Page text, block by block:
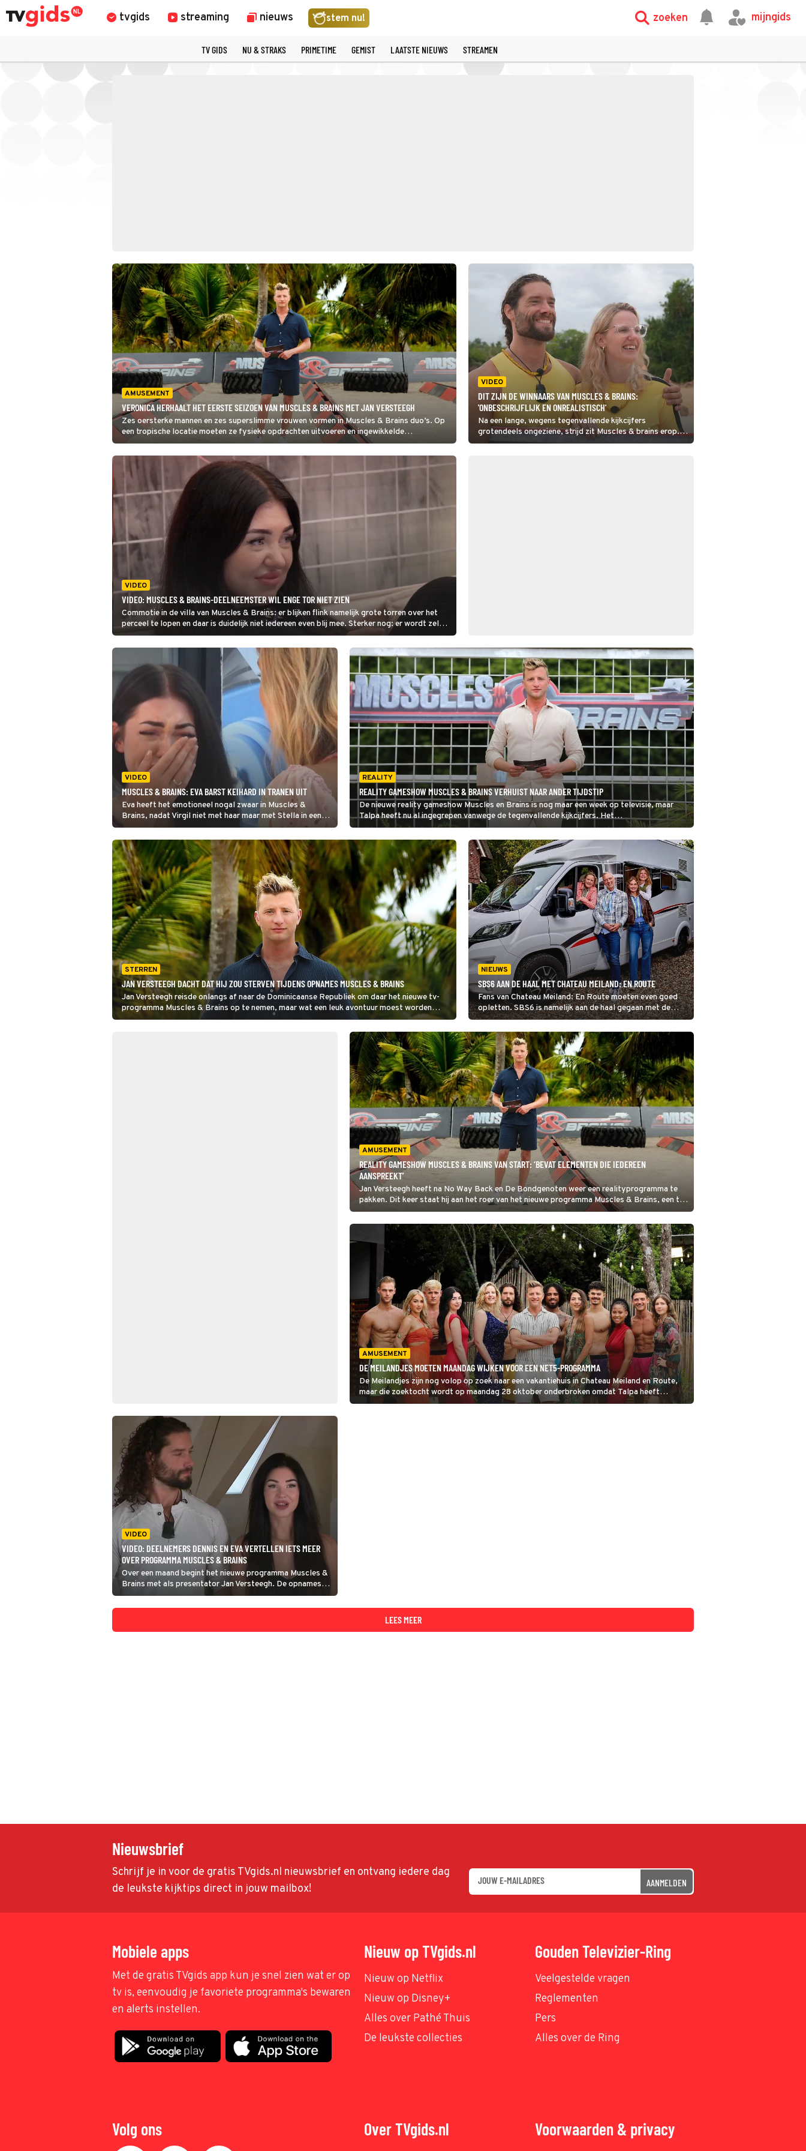
tvgids streaming nieuws stem nu! zoeken mijngids
TV GIDS NU & STRAKS PRIMETIME GEMIST LAATSTE NIEUWS STREAMEN
AMUSEMENT
VERONICA HERHAALT HET EERSTE SEIZOEN VAN MUSCLES & BRAINS MET JAN VERSTEEGH
Zes oersterke mannen en zes superslimme vrouwen vormen in Muscles & Brains duo’s. Op
een tropische locatie moeten ze fysieke opdrachten uitvoeren en ingewikkelde
breinbrekers oplossen. Het beste duo wint de hoofdprijs.
VIDEO
DIT ZIJN DE WINNAARS VAN MUSCLES & BRAINS:
'ONBESCHRIJFLIJK EN ONREALISTISCH'
Na een lange, wegens tegenvallende kijkcijfers
grotendeels ongeziene, strijd zit Muscles & brains erop.
De Net5-realityreeks waarin knappe koppen gekoppeld
VIDEO
VIDEO: MUSCLES & BRAINS-DEELNEEMSTER WIL ENGE TOR NIET ZIEN
Commotie in de villa van Muscles & Brains: er blijken flink namelijk grote torren over het
perceel te lopen en daar is duidelijk niet iedereen even blij mee. Sterker nog: er wordt zelfs
gegruwd van de insecten en Eva wil ze sowieso niet van dichtbij zien.
VIDEO
MUSCLES & BRAINS: EVA BARST KEIHARD IN TRANEN UIT
Eva heeft het emotioneel nogal zwaar in Muscles &
Brains, nadat Virgil niet met haar maar met Stella in een
karretje belandt, en ze kan haar tranen niet bedwingen.
Gelukkig zijn haar vriendinnen daar om haar op te vangen.
REALITY
REALITY GAMESHOW MUSCLES & BRAINS VERHUIST NAAR ANDER TIJDSTIP
De nieuwe reality gameshow Muscles en Brains is nog maar een week op televisie, maar
Talpa heeft nu al ingegrepen vanwege de tegenvallende kijkcijfers. Het
realityprogramma is namelijk naar een ander tijdstip verplaatst.
STERREN
JAN VERSTEEGH DACHT DAT HIJ ZOU STERVEN TIJDENS OPNAMES MUSCLES & BRAINS
Jan Versteegh reisde onlangs af naar de Dominicaanse Republiek om daar het nieuwe tv-
programma Muscles & Brains op te nemen, maar wat een leuk avontuur moest worden
draaide uit op een angstig spektakel.
NIEUWS
SBS6 AAN DE HAAL MET CHATEAU MEILAND: EN ROUTE
Fans van Chateau Meiland: En Route moeten even goed
opletten. SBS6 is namelijk aan de haal gegaan met de
uitzendmomenten van het programma. Maandagavond is
het programma al niet te zien omdat de zender Muscles &
Brains een vliegende start wil geven. Maar er verandert
meer.
AMUSEMENT
REALITY GAMESHOW MUSCLES & BRAINS VAN START: ‘BEVAT ELEMENTEN DIE IEDEREEN
AANSPREEKT’
Jan Versteegh heeft na No Way Back en De Bondgenoten weer een realityprogramma te
pakken. Dit keer staat hij aan het roer van het nieuwe programma Muscles & Brains, een tv-
format dat Nederland nog niet eerder heeft gezien.
AMUSEMENT
DE MEILANDJES MOETEN MAANDAG WIJKEN VOOR EEN NET5-PROGRAMMA
De Meilandjes zijn nog volop op zoek naar een vakantiehuis in Chateau Meiland en Route,
maar die zoektocht wordt op maandag 28 oktober onderbroken omdat Talpa heeft
besloten een nieuw realityprogramma te programmeren op dat tijdstip op SBS6.
VIDEO
VIDEO: DEELNEMERS DENNIS EN EVA VERTELLEN IETS MEER
OVER PROGRAMMA MUSCLES & BRAINS
Over een maand begint het nieuwe programma Muscles &
Brains met als presentator Jan Versteegh. De opnames
werden verstoord door een orkaan, maar het belooft een
waar reality-feestje te worden. Deelnemers Dennis en Eva
LEES MEER
Nieuwsbrief
Schrijf je in voor de gratis TVgids.nl nieuwsbrief en ontvang iedere dag
de leukste kijktips direct in jouw mailbox!
AANMELDEN
Mobiele apps
Met de gratis TVgids app kun je snel zien wat er op
tv is, eenvoudig je favoriete programma's bewaren
en alerts instellen.
Nieuw op TVgids.nl
Nieuw op Netflix
Nieuw op Disney+
Alles over Pathé Thuis
De leukste collecties
Gouden Televizier-Ring
Veelgestelde vragen
Reglementen
Pers
Alles over de Ring
Volg ons Over TVgids.nl Voorwaarden & privacy